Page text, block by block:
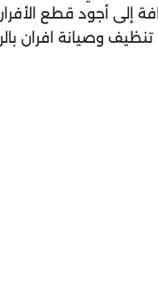
إلى أجود قطع
وصيانة افران